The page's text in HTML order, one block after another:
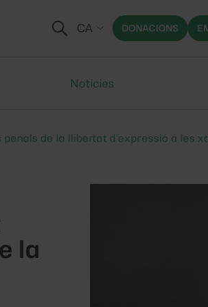
CA DONACIONS
Notícies
de la llibertat d’expressió a les
la